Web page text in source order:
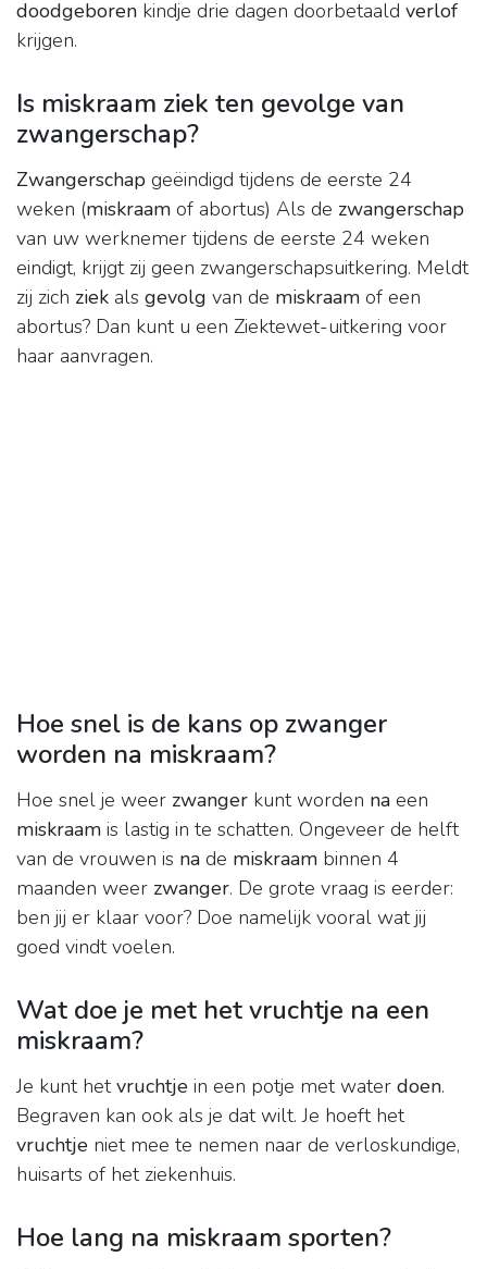
doodgeboren kindje drie dagen doorbetaald verlof
krijgen.
Is miskraam ziek ten gevolge van
zwangerschap?
Zwangerschap geëindigd tijdens de eerste 24
weken (miskraam of abortus) Als de zwangerschap
van uw werknemer tijdens de eerste 24 weken
eindigt, krijgt zij geen zwangerschapsuitkering. Meldt
zij zich ziek als gevolg van de miskraam of een
abortus? Dan kunt u een Ziektewet-uitkering voor
haar aanvragen.
Hoe snel is de kans op zwanger
worden na miskraam?
Hoe snel je weer zwanger kunt worden na een
miskraam is lastig in te schatten. Ongeveer de helft
van de vrouwen is na de miskraam binnen 4
maanden weer zwanger. De grote vraag is eerder:
ben jij er klaar voor? Doe namelijk vooral wat jij
goed vindt voelen.
Wat doe je met het vruchtje na een
miskraam?
Je kunt hetvruchtje in een potje met water doen.
Begraven kan ook als je dat wilt. Je hoeft het
vruchtje niet mee te nemen naar de verloskundige,
huisarts of het ziekenhuis.
Hoe lang na miskraam sporten?